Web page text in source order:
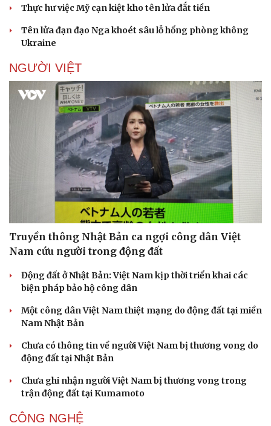
Dinh dưỡng - món ngon
Nhi khoa
Nam khoa
Làm đẹp - giảm cân
Phòng mạch online
Ăn sạch sống khỏe
Đời sống
Nhà đẹp
Blog
Tình yêu - Gia đình
Thực hư việc Mỹ cạn kiệt kho tên lửa đắt tiền
Tên lửa đạn đạo Nga khoét sâu lỗ hổng phòng không
Ukraine
NGƯỜI VIỆT
Truyền thông Nhật Bản ca ngợi công dân Việt
Nam cứu người trong động đất
Động đất ở Nhật Bản: Việt Nam kịp thời triển khai các
biện pháp bảo hộ công dân
Một công dân Việt Nam thiệt mạng do động đất tại miền
Nam Nhật Bản
Chưa có thông tin về người Việt Nam bị thương vong do
động đất tại Nhật Bản
Chưa ghi nhận người Việt Nam bị thương vong trong
trận động đất tại Kumamoto
CÔNG NGHỆ